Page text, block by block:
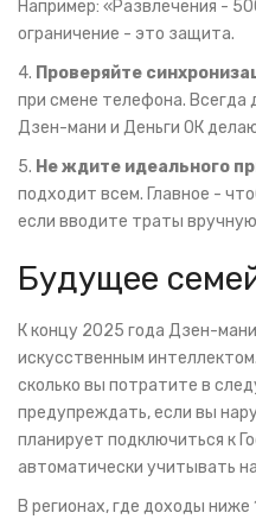
Например: «Развлечения -
ограничение - это защита.
4. Проверяйте
при смене телефона.
Дзен-мани и Деньги ОК
5. Не ждите идеального
подходит всем. Главное -
если вводите траты
Будущее
К концу 2025 года Дзен-
искусственным
сколько вы потратите в
предупреждать, если вы
планирует подключиться к
автоматически учитывать
В регионах, где доходы